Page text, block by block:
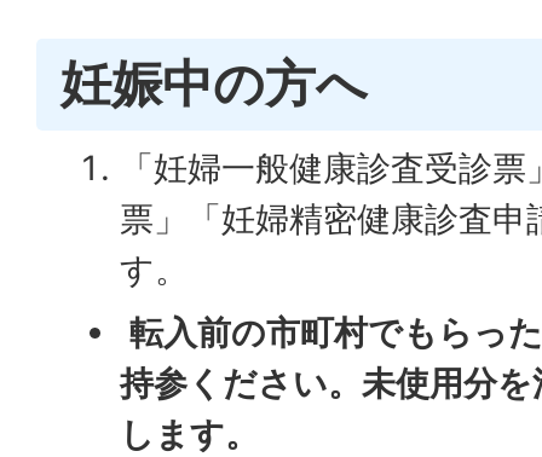
妊娠中の方へ
「妊婦一般健康診査受診
票」「妊婦精密健康診査
す。
転入前の市町村でもらっ
持参ください。未使用分
します。